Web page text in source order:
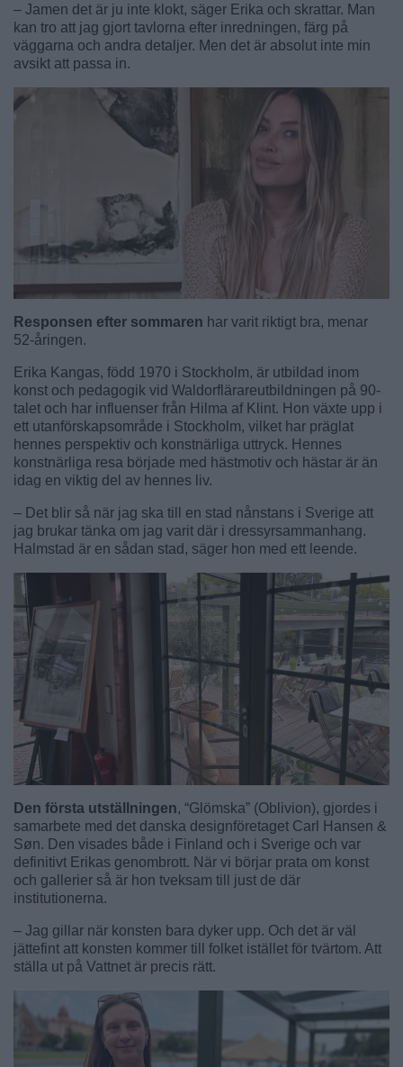
– Jamen det är ju inte klokt, säger Erika och skrattar. Man
kan tro att jag gjort tavlorna efter inredningen, färg på
väggarna och andra detaljer. Men det är absolut inte min
avsikt att passa in.
Responsen efter sommaren har varit riktigt bra, menar
52-åringen.
Erika Kangas, född 1970 i Stockholm, är utbildad inom
konst och pedagogik vid Waldorflärareutbildningen på 90-
talet och har influenser från Hilma af Klint. Hon växte upp i
ett utanförskapsområde i Stockholm, vilket har präglat
hennes perspektiv och konstnärliga uttryck. Hennes
konstnärliga resa började med hästmotiv och hästar är än
idag en viktig del av hennes liv.
– Det blir så när jag ska till en stad nånstans i Sverige att
jag brukar tänka om jag varit där i dressyrsammanhang.
Halmstad är en sådan stad, säger hon med ett leende.
Den första utställningen, “Glömska” (Oblivion), gjordes i
samarbete med det danska designföretaget Carl Hansen &
Søn. Den visades både i Finland och i Sverige och var
definitivt Erikas genombrott. När vi börjar prata om konst
och gallerier så är hon tveksam till just de där
institutionerna.
– Jag gillar när konsten bara dyker upp. Och det är väl
jättefint att konsten kommer till folket istället för tvärtom. Att
ställa ut på Vattnet är precis rätt.